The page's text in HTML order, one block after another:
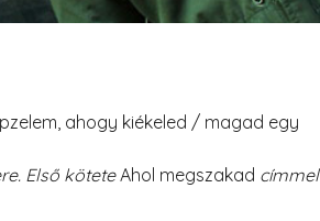
ahogy kiékeled / magad egy
Első köteteAhol megszakad címmel